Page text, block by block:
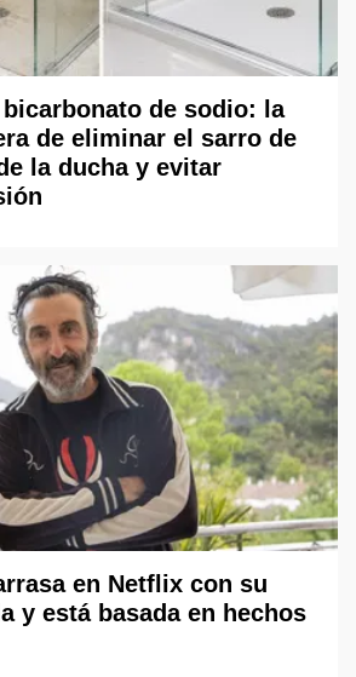
de sodio: la
de eliminar el sarro de
la ducha y evitar
en Netflix con su
y está basada en hechos